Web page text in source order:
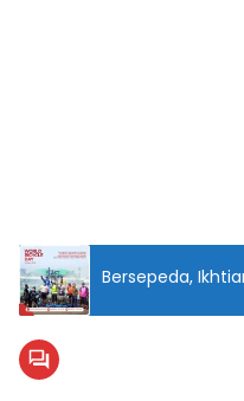
meter
mandiri.
Bersepeda,